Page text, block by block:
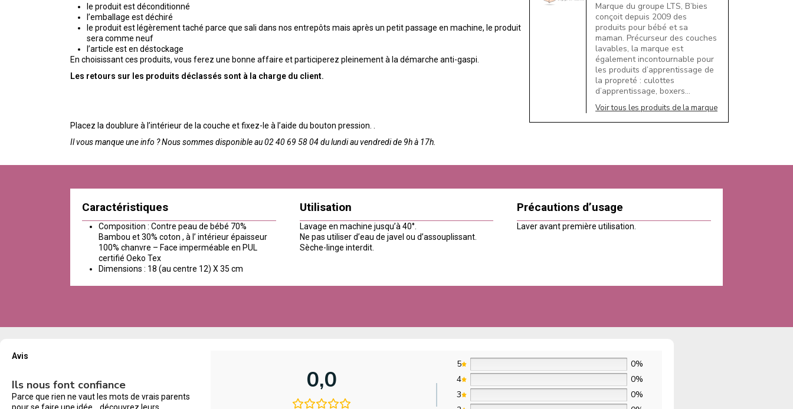
le produit est déconditionné
l’emballage est déchiré
le produit est légèrement taché parce que sali dans nos entrepôts mais après un petit passage en machine, le produit
sera comme neuf
l’article est en déstockage
En choisissant ces produits, vous ferez une bonne affaire et participerez pleinement à la démarche anti-gaspi.
Les retours sur les produits déclassés sont à la charge du client.
Placez la doublure à l’intérieur de la couche et fixez-le à l’aide du bouton pression. .
Il vous manque une info ? Nous sommes disponible au 02 40 69 58 04 du lundi au vendredi de 9h à 17h.
Marque du groupe LTS, B’bies
conçoit depuis 2009 des
produits pour bébé et sa
maman. Précurseur des couches
lavables, la marque est
également incontournable pour
les produits d’apprentissage de
la propreté : culottes
d’apprentissage, boxers…
Voir tous les produits de la marque
Caractéristiques
Composition : Contre peau de bébé 70%
Bambou et 30% coton , à l’ intérieur épaisseur
100% chanvre – Face imperméable en PUL
certifié Oeko Tex
Dimensions : 18 (au centre 12) X 35 cm
Utilisation
Lavage en machine jusqu’à 40°.
Ne pas utiliser d’eau de javel ou d’assouplissant.
Sèche-linge interdit.
Précautions d’usage
Laver avant première utilisation.
Avis
Ils nous font confiance
Parce que rien ne vaut les mots de vrais parents
0,0
5
0%
4
0%
3
0%